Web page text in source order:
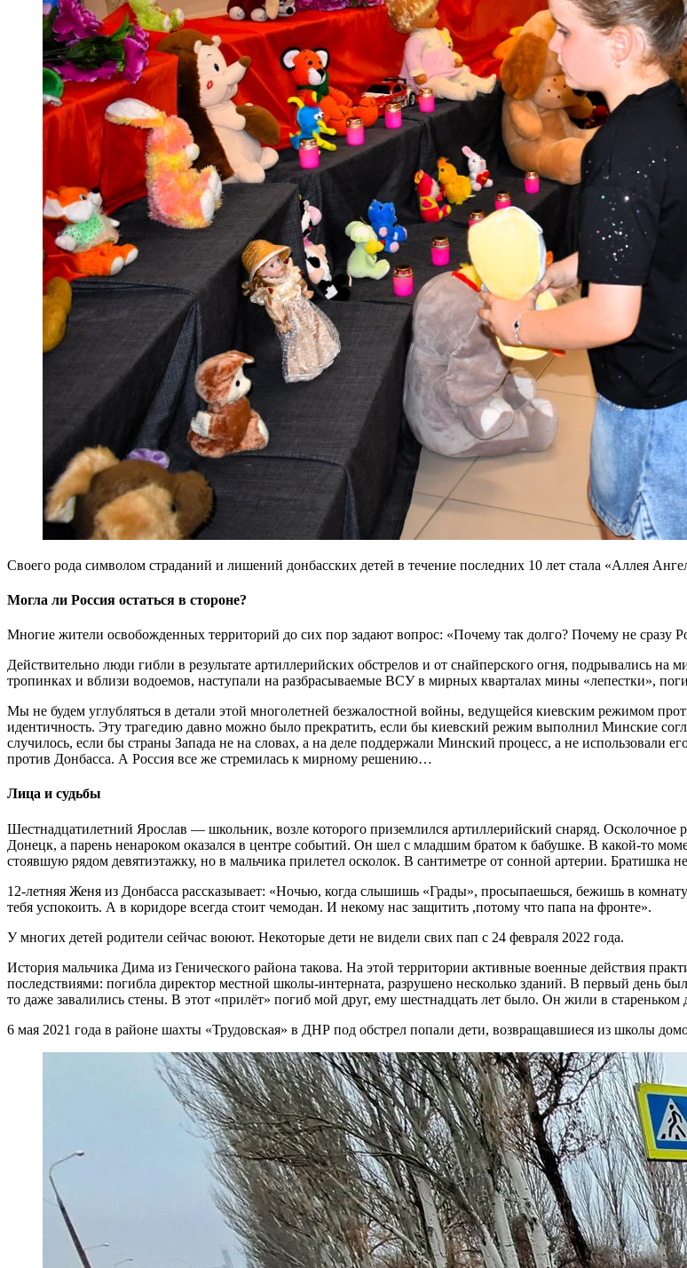
Своего рода символом страданий и лишений донбасских детей в течение последних 10 лет стала «Аллея
Могла ли Россия остаться в стороне?
Многие жители освобожденных территорий до сих пор задают вопрос: «Почему так долго? Почему не сразу
Действительно люди гибли в результате артиллерийских обстрелов и от снайперского огня, подрывались
тропинках и вблизи водоемов, наступали на разбрасываемые ВСУ в мирных кварталах мины «лепестки»,
Мы не будем углубляться в детали этой многолетней безжалостной войны, ведущейся киевским режимом
идентичность. Эту трагедию давно можно было прекратить, если бы киевский режим выполнил Минские
случилось, если бы страны Запада не на словах, а на деле поддержали Минский процесс, а не использовали
против Донбасса. А Россия все же стремилась к мирному решению…
Лица и судьбы
Шестнадцатилетний Ярослав — школьник, возле которого приземлился артиллерийский снаряд.
Донецк, а парень ненароком оказался в центре событий. Он шел с младшим братом к бабушке. В какой-то
стоявшую рядом девятиэтажку, но в мальчика прилетел осколок. В сантиметре от сонной артерии. Братишка
12-летняя Женя из Донбасса рассказывает: «Ночью, когда слышишь «Грады», просыпаешься, бежишь в
тебя успокоить. А в коридоре всегда стоит чемодан. И некому нас защитить ,потому что папа на фронте».
У многих детей родители сейчас воюют. Некоторые дети не видели свих пап с 24 февраля 2022 года.
История мальчика Дима из Генического района такова. На этой территории активные военные действия
последствиями: погибла директор местной школы-интерната, разрушено несколько зданий. В первый день
то даже завалились стены. В этот «прилёт» погиб мой друг, ему шестнадцать лет было. Он жили в
6 мая 2021 года в районе шахты «Трудовская» в ДНР под обстрел попали дети, возвращавшиеся из школы